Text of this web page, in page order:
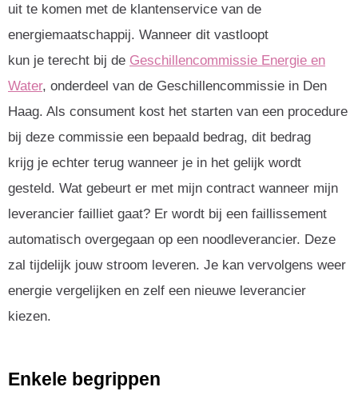
uit te komen met de klantenservice van de
energiemaatschappij. Wanneer dit vastloopt
kun je terecht bij de Geschillencommissie Energie en
Water, onderdeel van de Geschillencommissie in Den
Haag. Als consument kost het starten van een procedure
bij deze commissie een bepaald bedrag, dit bedrag
krijg je echter terug wanneer je in het gelijk wordt
gesteld. Wat gebeurt er met mijn contract wanneer mijn
leverancier failliet gaat? Er wordt bij een faillissement
automatisch overgegaan op een noodleverancier. Deze
zal tijdelijk jouw stroom leveren. Je kan vervolgens weer
energie vergelijken en zelf een nieuwe leverancier
kiezen.
Enkele begrippen